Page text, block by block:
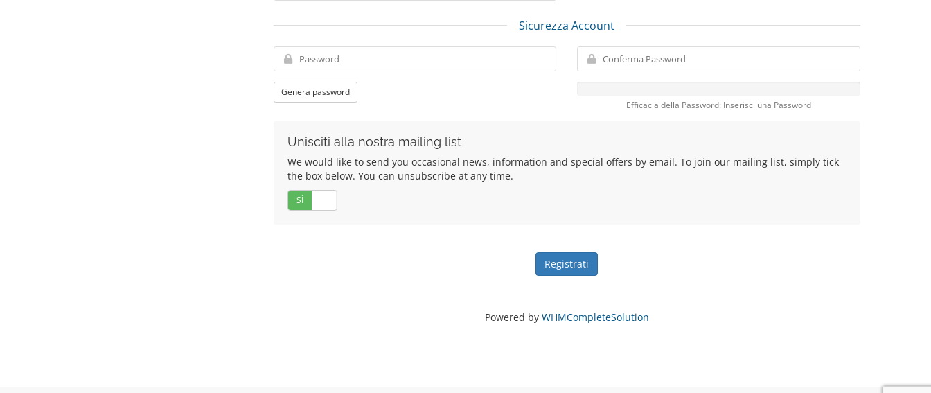
Sicurezza Account
Genera password
Efficacia della Password: Inserisci una Password
Unisciti alla nostra mailing list
We would like to send you occasional news, information and special offers by email. To join our mailing list, simply tick
the box below. You can unsubscribe at any time.
SÌ
Powered by WHMCompleteSolution